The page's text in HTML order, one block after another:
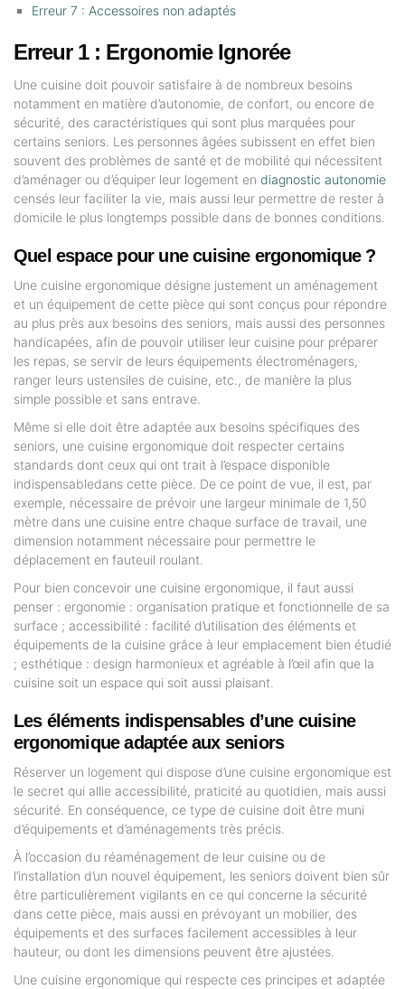
Erreur 7 : Accessoires non adaptés
Erreur 1 : Ergonomie Ignorée
Une cuisine doit pouvoir satisfaire à de nombreux besoins
notamment en matière d’autonomie, de confort, ou encore de
sécurité, des caractéristiques qui sont plus marquées pour
certains seniors. Les personnes âgées subissent en effet bien
souvent des problèmes de santé et de mobilité qui nécessitent
d’aménager ou d’équiper leur logement en diagnostic autonomie
censés leur faciliter la vie, mais aussi leur permettre de rester à
domicile le plus longtemps possible dans de bonnes conditions.
Quel espace pour une cuisine ergonomique ?
Une cuisine ergonomique désigne justement un aménagement
et un équipement de cette pièce qui sont conçus pour répondre
au plus près aux besoins des seniors, mais aussi des personnes
handicapées, afin de pouvoir utiliser leur cuisine pour préparer
les repas, se servir de leurs équipements électroménagers,
ranger leurs ustensiles de cuisine, etc., de manière la plus
simple possible et sans entrave.
Même si elle doit être adaptée aux besoins spécifiques des
seniors, une cuisine ergonomique doit respecter certains
standards dont ceux qui ont trait à l’espace disponible
indispensabledans cette pièce. De ce point de vue, il est, par
exemple, nécessaire de prévoir une largeur minimale de 1,50
mètre dans une cuisine entre chaque surface de travail, une
dimension notamment nécessaire pour permettre le
déplacement en fauteuil roulant.
Pour bien concevoir une cuisine ergonomique, il faut aussi
penser : ergonomie : organisation pratique et fonctionnelle de sa
surface ; accessibilité : facilité d’utilisation des éléments et
équipements de la cuisine grâce à leur emplacement bien étudié
; esthétique : design harmonieux et agréable à l’œil afin que la
cuisine soit un espace qui soit aussi plaisant.
Les éléments indispensables d’une cuisine
ergonomique adaptée aux seniors
Réserver un logement qui dispose d’une cuisine ergonomique est
le secret qui allie accessibilité, praticité au quotidien, mais aussi
sécurité. En conséquence, ce type de cuisine doit être muni
d’équipements et d’aménagements très précis.
À l’occasion du réaménagement de leur cuisine ou de
l’installation d’un nouvel équipement, les seniors doivent bien sûr
être particulièrement vigilants en ce qui concerne la sécurité
dans cette pièce, mais aussi en prévoyant un mobilier, des
équipements et des surfaces facilement accessibles à leur
hauteur, ou dont les dimensions peuvent être ajustées.
Une cuisine ergonomique qui respecte ces principes et adaptée